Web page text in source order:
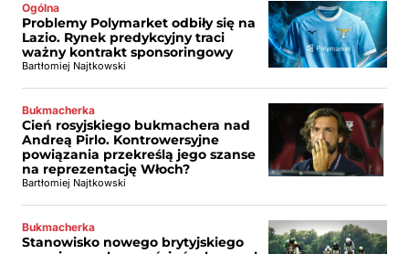
Ogólna
Problemy Polymarket odbiły się na
Lazio. Rynek predykcyjny traci
ważny kontrakt sponsoringowy
Bartłomiej Najtkowski
Bukmacherka
Cień rosyjskiego bukmachera nad
Andreą Pirlo. Kontrowersyjne
powiązania przekreślą jego szanse
na reprezentację Włoch?
Bartłomiej Najtkowski
Bukmacherka
Stanowisko nowego brytyjskiego